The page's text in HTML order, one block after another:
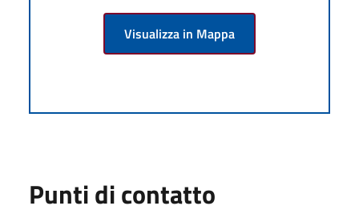
Visualizza in Mappa
Punti di contatto